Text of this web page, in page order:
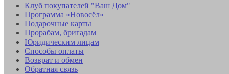
Клуб покупателей "Ваш Дом"
Программа «Новосёл»
Подарочные карты
Прорабам, бригадам
Юридическим лицам
Способы оплаты
Возврат и обмен
Обратная связь